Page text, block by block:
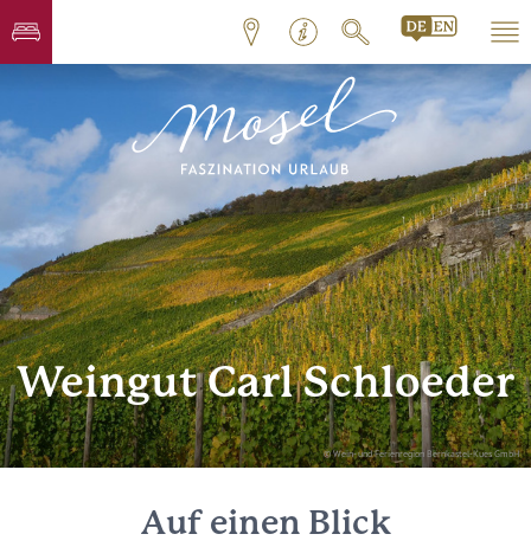
© Wein- und Ferienregion Bernkastel-Kues GmbH
Weingut Carl Schloeder
Auf einen Blick